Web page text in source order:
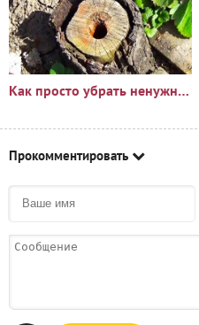
Как просто убрать ненужный пень?🪵
Прокомментировать